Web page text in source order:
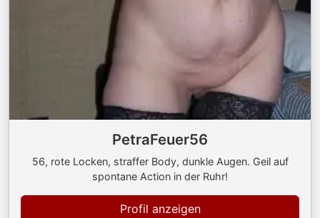
PetraFeuer56
56, rote Locken, straffer Body, dunkle Augen. Geil auf
spontane Action in der Ruhr!
Profil anzeigen